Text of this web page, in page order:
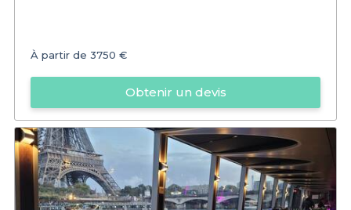
À partir de 3750 €
Obtenir un devis